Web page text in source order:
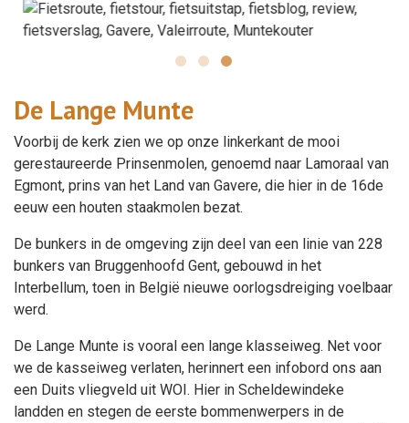
De Lange Munte
Voorbij de kerk zien we op onze linkerkant de mooi
gerestaureerde Prinsenmolen, genoemd naar Lamoraal van
Egmont, prins van het Land van Gavere, die hier in de 16de
eeuw een houten staakmolen bezat.
De bunkers in de omgeving zijn deel van een linie van 228
bunkers van Bruggenhoofd Gent, gebouwd in het
Interbellum, toen in België nieuwe oorlogsdreiging voelbaar
werd.
De Lange Munte is vooral een lange klasseiweg. Net voor
we de kasseiweg verlaten, herinnert een infobord ons aan
een Duits vliegveld uit WOI. Hier in Scheldewindeke
landden en stegen de eerste bommenwerpers in de